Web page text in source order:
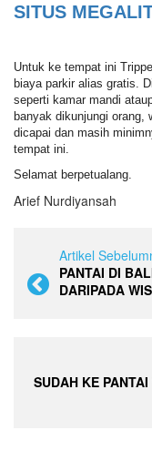
SITUS
Untuk ke tempat ini
biaya parkir alias gratis.
seperti kamar mandi
banyak dikunjungi
dicapai dan masih
tempat ini.
Selamat berpetualang.
Arief Nurdiyansah
Artikel
PANTAI DI
DARIPADA
SUDAH KE